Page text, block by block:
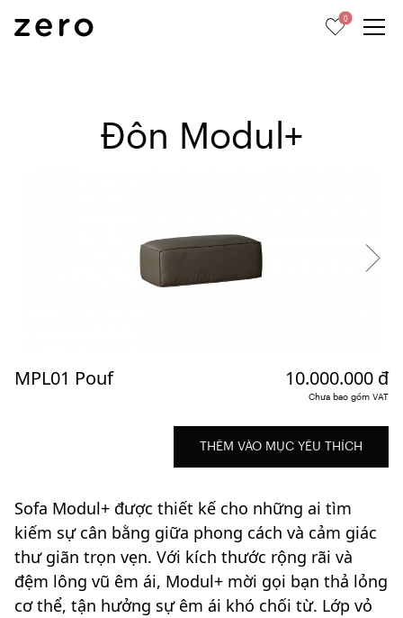
0
Đôn Modul+
MPL01 Pouf 10.000.000 đ
Chưa bao gồm VAT
THÊM VÀO MỤC YÊU THÍCH
Sofa Modul+ được thiết kế cho những ai tìm
kiếm sự cân bằng giữa phong cách và cảm giác
thư giãn trọn vẹn. Với kích thước rộng rãi và
đệm lông vũ êm ái, Modul+ mời gọi bạn thả lỏng
cơ thể, tận hưởng sự êm ái khó chối từ. Lớp vỏ